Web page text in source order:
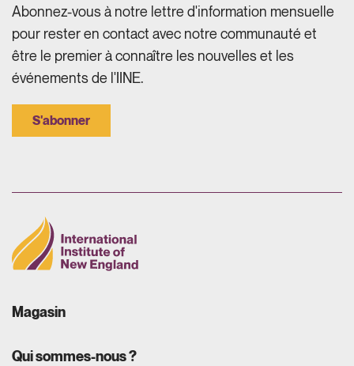
Abonnez-vous à notre lettre d'information mensuelle
pour rester en contact avec notre communauté et
être le premier à connaître les nouvelles et les
événements de l'IINE.
S'abonner
Magasin
Qui sommes-nous ?